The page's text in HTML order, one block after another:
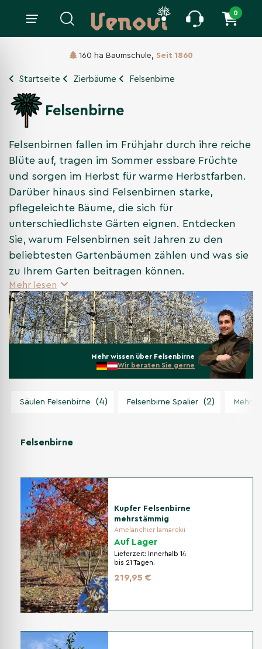
0
160 ha Baumschule, Seit 1860
Startseite Zierbäume Felsenbirne
Felsenbirne
Felsenbirnen fallen im Frühjahr durch ihre reiche
Blüte auf, tragen im Sommer essbare Früchte
und sorgen im Herbst für warme Herbstfarben.
Darüber hinaus sind Felsenbirnen starke,
pflegeleichte Bäume, die sich für
unterschiedlichste Gärten eignen. Entdecken
Sie, warum Felsenbirnen seit Jahren zu den
beliebtesten Gartenbäumen zählen und was sie
zu Ihrem Garten beitragen können.
Mehr lesen
Mehr wissen über Felsenbirne
Wir beraten Sie gerne
Säulen Felsenbirne (4) Felsenbirne Spalier (2)
Felsenbirne
Kupfer Felsenbirne
mehrstämmig
Amelanchier lamarckii
Auf Lager
Lieferzeit:
Innerhalb 14
bis 21 Tagen.
219,95 €